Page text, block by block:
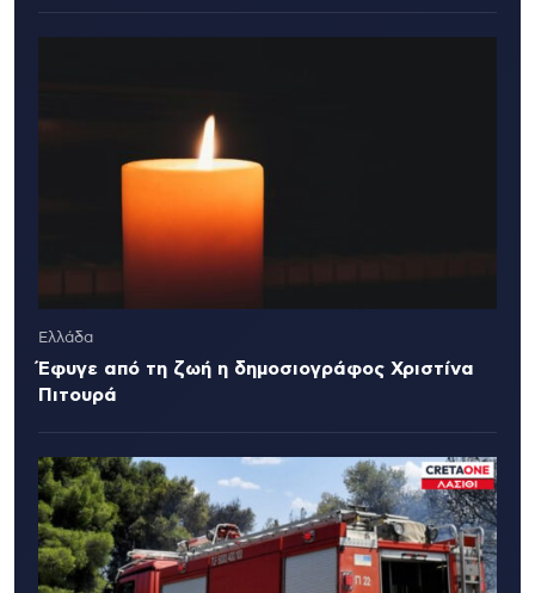
Ελλάδα
Έφυγε από τη ζωή η δημοσιογράφος Χριστίνα
Πιτουρά